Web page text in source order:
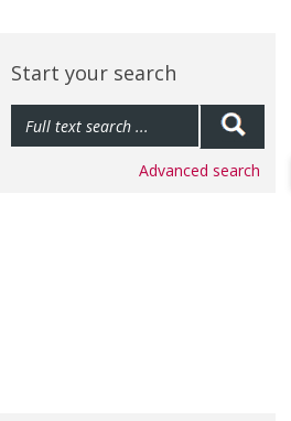
Start your search
Advanced search